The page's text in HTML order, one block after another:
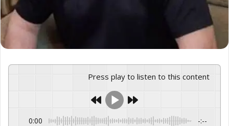
Press play to listen to this content
0:00 -:--